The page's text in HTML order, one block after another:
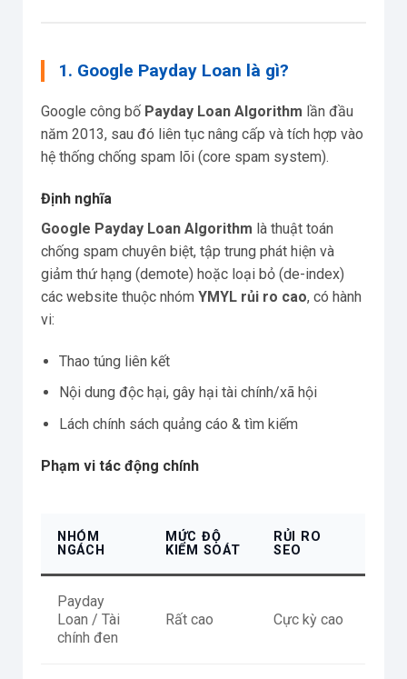
1. Google Payday Loan là gì?
Google công bố Payday Loan Algorithm lần đầu
năm 2013, sau đó liên tục nâng cấp và tích hợp vào
hệ thống chống spam lõi (core spam system).
Định nghĩa
Google Payday Loan Algorithm là thuật toán
chống spam chuyên biệt, tập trung phát hiện và
giảm thứ hạng (demote) hoặc loại bỏ (de-index)
các website thuộc nhóm YMYL rủi ro cao, có hành
vi:
Thao túng liên kết
Nội dung độc hại, gây hại tài chính/xã hội
Lách chính sách quảng cáo & tìm kiếm
Phạm vi tác động chính
NHÓM
NGÁCH
MỨC ĐỘ
KIỂM SOÁT
RỦI RO
SEO
Payday
Loan / Tài
chính đen
Rất cao Cực kỳ cao